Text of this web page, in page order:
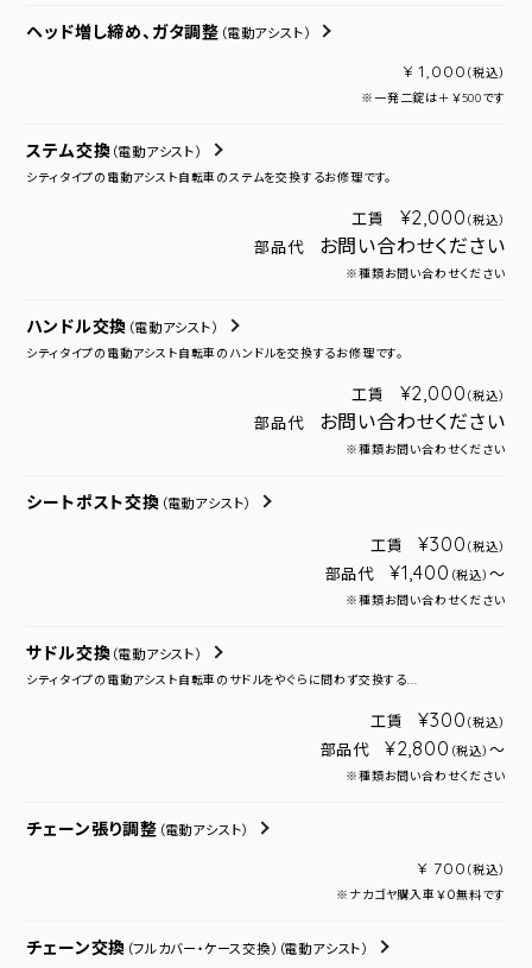
ヘッド増し締め、ガタ調整 （電動アシスト）
¥ 1,000 （税込）
※一発二錠は＋￥500です
ステム交換 （電動アシスト）
シティタイプの電動アシスト自転車のステムを交換するお修理です。
工賃 ¥2,000 （税込）
部品代 お問い合わせください
※種類お問い合わせください
ハンドル交換 （電動アシスト）
シティタイプの電動アシスト自転車のハンドルを交換するお修理です。
工賃 ¥2,000 （税込）
部品代 お問い合わせください
※種類お問い合わせください
シートポスト交換 （電動アシスト）
工賃 ¥300 （税込）
部品代 ¥1,400 （税込） ～
※種類お問い合わせください
サドル交換 （電動アシスト）
シティタイプの電動アシスト自転車のサドルをやぐらに問わず交換する...
工賃 ¥300 （税込）
部品代 ¥2,800 （税込） ～
※種類お問い合わせください
チェーン張り調整 （電動アシスト）
¥ 700 （税込）
※ナカゴヤ購入車￥０無料です
チェーン交換 （フルカバー・ケース交換） （電動アシスト）